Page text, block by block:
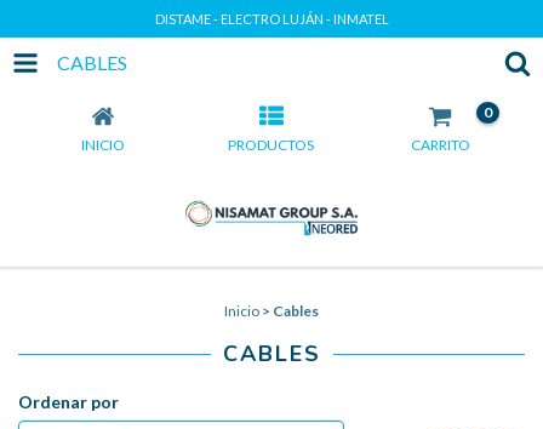
DISTAME - ELECTRO LUJÁN - INMATEL
CABLES
INICIO PRODUCTOS CARRITO
0
Inicio > Cables
CABLES
Ordenar por